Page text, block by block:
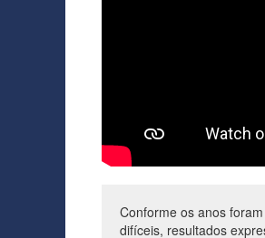
Conforme os anos
difíceis, resultados